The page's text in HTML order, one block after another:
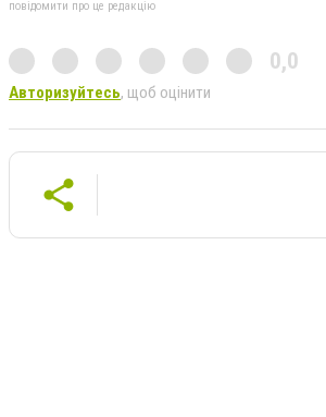
повідомити про це редакцію
0,0
Авторизуйтесь, щоб оцінити